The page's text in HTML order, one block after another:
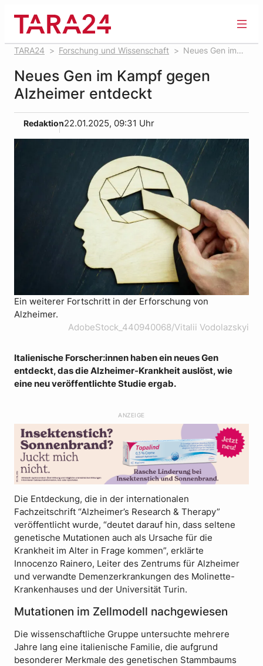
springen
TARA24 Forschung und Wissenschaft
Neues Gen im
Neues Gen im Kampf gegen
Alzheimer entdeckt
Redaktion22.01.2025, 09:31 Uhr
Ein weiterer Fortschritt in der Erforschung von
Alzheimer.
AdobeStock_440940068/Vitalii Vodolazskyi
Italienische Forscher:innen haben ein neues Gen
entdeckt, das die Alzheimer-Krankheit auslöst, wie
eine neu veröffentlichte Studie ergab.
ANZEIGE
Die Entdeckung, die in der internationalen
Fachzeitschrift “Alzheimer’s Research & Therapy”
veröffentlicht wurde, “deutet darauf hin, dass seltene
genetische Mutationen auch als Ursache für die
Krankheit im Alter in Frage kommen”, erklärte
Innocenzo Rainero, Leiter des Zentrums für Alzheimer
und verwandte Demenzerkrankungen des Molinette-
Krankenhauses und der Universität Turin.
Mutationen im Zellmodell nachgewiesen
Die wissenschaftliche Gruppe untersuchte mehrere
Jahre lang eine italienische Familie, die aufgrund
besonderer Merkmale des genetischen Stammbaums